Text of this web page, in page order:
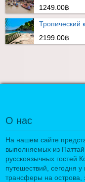
1249.00฿
Тропический
2199.00฿
О нас
На нашем сайте
выполняемых из
русскоязычных гостей
путешествий, сегодня у
трансферы на острова,